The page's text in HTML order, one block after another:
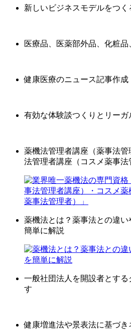
新しいビジネスモデルをつく
医療品、医薬部外品、化粧
健康医療のニュース記事作
有効な体験談つくりとリーガ
薬機法管理者講座（薬事法
法管理者講座（コスメ薬事法
薬機法とは？薬事法との違
簡単に解説
一般社団法人を開設者とする
す
健康増進法や景表法に基づ